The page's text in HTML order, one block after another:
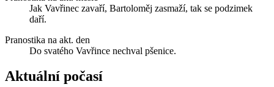
Jak Vavřinec zavaří, Bartoloměj zasmaží, tak se podzimek
daří.
Pranostika na akt. den
Do svatého Vavřince nechval pšenice.
Aktuální počasí